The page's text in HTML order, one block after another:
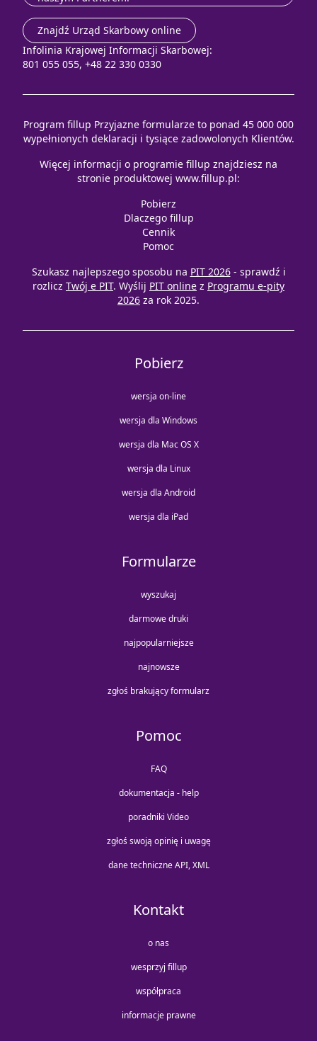
Znajdź Urząd Skarbowy online
Infolinia Krajowej Informacji Skarbowej:
801 055 055, +48 22 330 0330
Program fillup Przyjazne formularze to ponad 45 000 000
wypełnionych deklaracji i tysiące zadowolonych Klientów.
Więcej informacji o programie fillup znajdziesz na
stronie produktowej www.fillup.pl:
Pobierz
Dlaczego fillup
Cennik
Pomoc
Szukasz najlepszego sposobu na PIT 2026 - sprawdź i
rozlicz Twój e PIT. Wyślij PIT online z Programu e-pity
2026 za rok 2025.
Pobierz
wersja on-line
wersja dla Windows
wersja dla Mac OS X
wersja dla Linux
wersja dla Android
wersja dla iPad
Formularze
wyszukaj
darmowe druki
najpopularniejsze
najnowsze
zgłoś brakujący formularz
Pomoc
FAQ
dokumentacja - help
poradniki Video
zgłoś swoją opinię i uwagę
dane techniczne API, XML
Kontakt
o nas
wesprzyj fillup
współpraca
informacje prawne